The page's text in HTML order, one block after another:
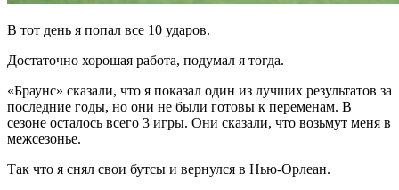
В тот день я попал все 10 ударов.
Достаточно хорошая работа, подумал я тогда.
«Браунс» сказали, что я показал один из лучших результатов за
последние годы, но они не были готовы к переменам. В
сезоне осталось всего 3 игры. Они сказали, что возьмут меня в
межсезонье.
Так что я снял свои бутсы и вернулся в Нью-Орлеан.